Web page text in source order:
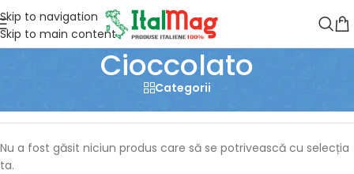
Skip to navigation
Skip to main content
Cioccolato
Categorii
Nu a fost găsit niciun produs care să se potrivească cu selecția
ta.